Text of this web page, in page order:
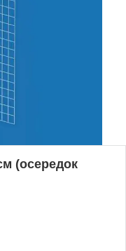
(осередок